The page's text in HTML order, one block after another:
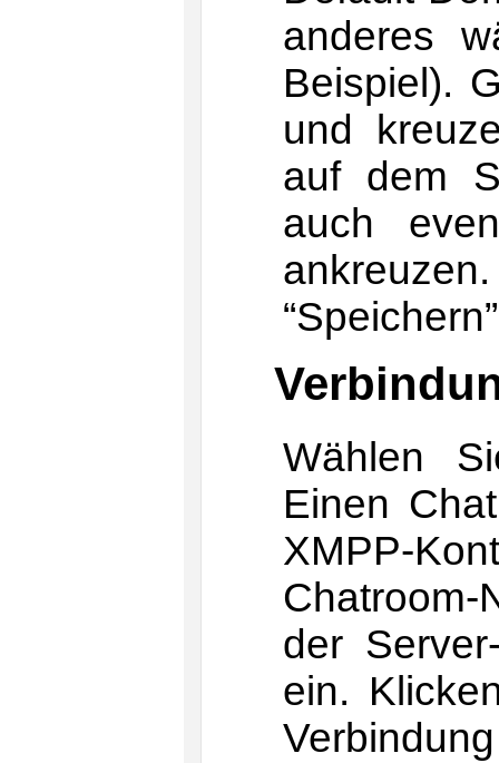
anderes
Beispiel).
und
auf dem
auch
Wählen
Einen
XMPP-
der
ein.